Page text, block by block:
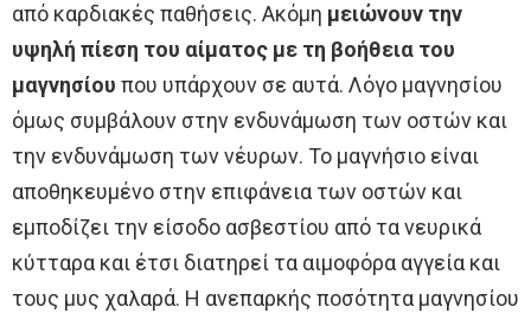
από καρδιακές παθήσεις. Ακόμη μειώνουν την
υψηλή πίεση του αίματος με τη βοήθεια του
μαγνησίου που υπάρχουν σε αυτά. Λόγο μαγνησίου
όμως συμβάλουν στην ενδυνάμωση των οστών και
την ενδυνάμωση των νέυρων. Το μαγνήσιο είναι
αποθηκευμένο στην επιφάνεια των οστών και
εμποδίζει την είσοδο ασβεστίου από τα νευρικά
κύτταρα και έτσι διατηρεί τα αιμοφόρα αγγεία και
τους μυς χαλαρά. Η ανεπαρκής ποσότητα μαγνησίου